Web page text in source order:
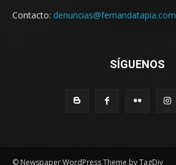
Contacto: denuncias@fernandatapia.com
SÍGUENOS
© Newspaper WordPress Theme by TagDiv